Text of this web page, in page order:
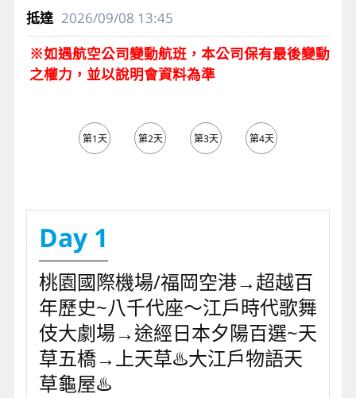
2026/09/08 13:45
※如遇航空公司變動航班，本公司保有最後變動
之權力，並以說明會資料為準
第1天 第2天 第3天 第4天
Day 1
桃園國際機場/福岡空港→超越百
年歷史~八千代座～江戶時代歌舞
伎大劇場→途經日本夕陽百選~天
草五橋→上天草♨️大江戶物語天
草龜屋♨️